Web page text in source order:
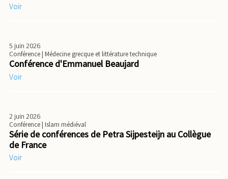
Voir
5 juin 2026
Conférence| Médecine grecque et littérature technique
Conférence d'Emmanuel Beaujard
Voir
2 juin 2026
Conférence| Islam médiéval
Série de conférences de Petra Sijpesteijn au Collègue
de France
Voir